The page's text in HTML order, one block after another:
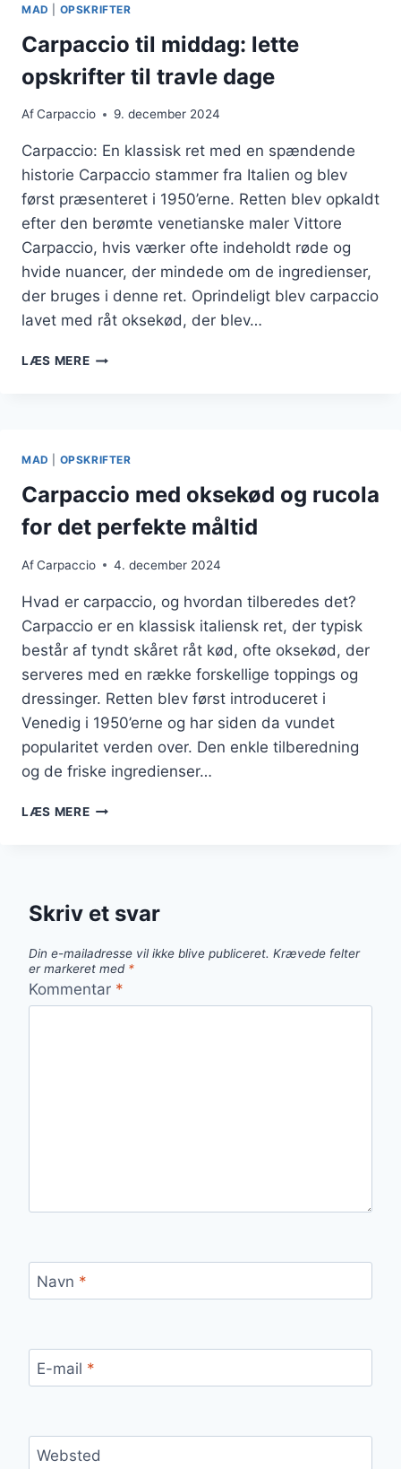
MAD OPSKRIFTER
Carpaccio til middag: lette
opskrifter til travle dage
AfCarpaccio 9. december 2024
Carpaccio: En klassisk ret med en spændende
historie Carpaccio stammer fra Italien og blev
først præsenteret i 1950’erne. Retten blev opkaldt
efter den berømte venetianske maler Vittore
Carpaccio, hvis værker ofte indeholdt røde og
hvide nuancer, der mindede om de ingredienser,
der bruges i denne ret. Oprindeligt blev carpaccio
lavet med råt oksekød, der blev…
LÆS MERECARPACCIO
DAGE
MAD OPSKRIFTER
Carpaccio med oksekød og rucola
for det perfekte måltid
AfCarpaccio 4. december 2024
Hvad er carpaccio, og hvordan tilberedes det?
Carpaccio er en klassisk italiensk ret, der typisk
består af tyndt skåret råt kød, ofte oksekød, der
serveres med en række forskellige toppings og
dressinger. Retten blev først introduceret i
Venedig i 1950’erne og har siden da vundet
popularitet verden over. Den enkle tilberedning
og de friske ingredienser…
LÆS MERECARPACCIO
DET
MÅLTID
Skriv et svar
Din e-mailadresse vil ikke blive publiceret. Krævede felter
er markeret med *
Kommentar *
Navn *
E-mail *
Websted